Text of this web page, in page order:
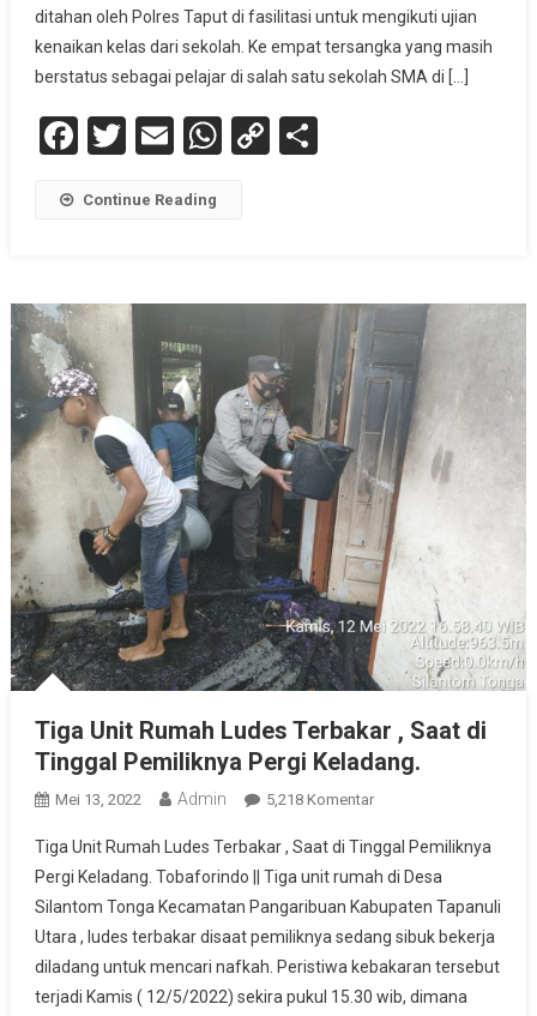
Pelaku
Persetubuhan
Terhadap
ditahan oleh Polres Taput di fasilitasi untuk mengikuti ujian
kenaikan kelas dari sekolah. Ke empat tersangka yang masih
berstatus sebagai pelajar di salah satu sekolah SMA di […]
Facebook
Twitter
EmailWhatsApp
CopyShare
Continue Reading
Tiga Unit Rumah Ludes Terbakar , Saat di
Tinggal Pemiliknya Pergi Keladang.
Mei 13, 2022 Admin 5,218 KomentarPada
Unit
Rumah
Ludes
Terbakar
,
Saat
Tiga Unit Rumah Ludes Terbakar , Saat di Tinggal Pemiliknya
Pergi Keladang. Tobaforindo || Tiga unit rumah di Desa
Silantom Tonga Kecamatan Pangaribuan Kabupaten Tapanuli
Utara , ludes terbakar disaat pemiliknya sedang sibuk bekerja
diladang untuk mencari nafkah. Peristiwa kebakaran tersebut
terjadi Kamis ( 12/5/2022) sekira pukul 15.30 wib, dimana